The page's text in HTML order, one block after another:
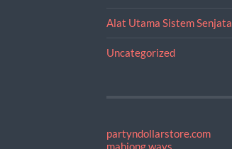
Alat Utama Sistem Senjata
Uncategorized
partyndollarstore.com
mahjong ways